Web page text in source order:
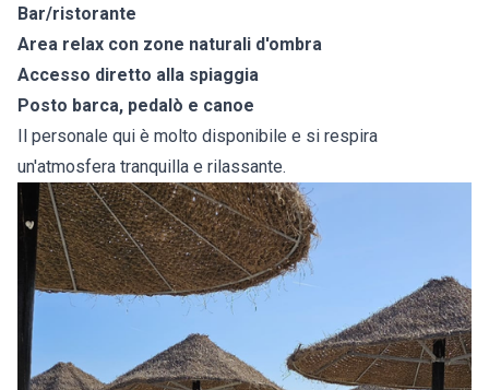
Bar/ristorante
Area relax con zone naturali d'ombra
Accesso diretto alla spiaggia
Posto barca, pedalò e canoe
Il personale qui è molto disponibile e si respira
un'atmosfera tranquilla e rilassante.